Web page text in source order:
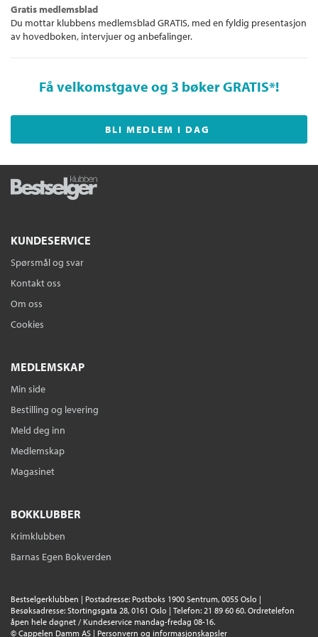
Gratis medlemsblad
Du mottar klubbens medlemsblad GRATIS, med en fyldig presentasjon
av hovedboken, intervjuer og anbefalinger.
Få velkomstgave og 3 bøker GRATIS*!
BLI MEDLEM I DAG
KUNDESERVICE
Spørsmål og svar
Kontakt oss
Om oss
Cookies
MEDLEMSKAP
Min side
Bestilling og levering
Meld deg inn
Medlemskap
Magasinet
BOKKLUBBER
Krimklubben
Barnas Egen Bokverden
Bestselgerklubben | Postadresse: Postboks 1900 Sentrum, 0055 Oslo |
Besøksadresse: Stortingsgata 28, 0161 Oslo | Telefon: 21 89 60 60. Ordretelefon
åpen hele døgnet / Kundeservice mandag-fredag 08-16.
© Cappelen Damm AS | Personvern og informasjonskapsler